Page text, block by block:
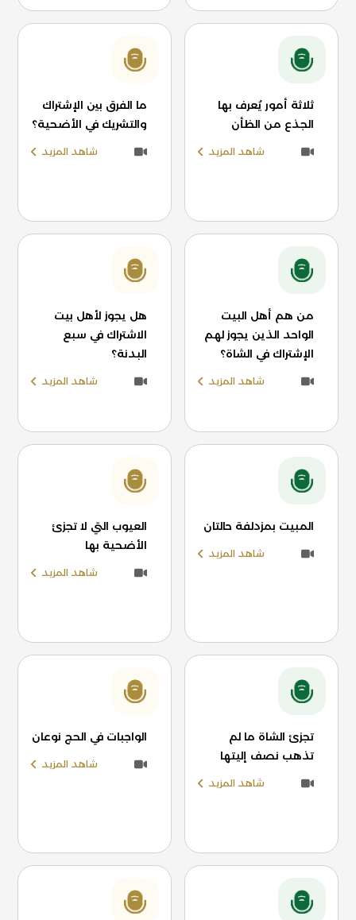
ثلاثة أمور يُعرف بها
الجذع من الظأن
شاهد المزيد
ما الفرق بين الإشتراك
والتشريك في الأضحية؟
شاهد المزيد
من هم أهل البيت
الواحد الذين يجوز لهم
الإشتراك في الشاة؟
شاهد المزيد
هل يجوز لأهل بيت
الاشتراك في سبع
البدنة؟
شاهد المزيد
المبيت بمزدلفة حالتان
شاهد المزيد
العيوب التي لا تجزئ
الأضحية بها
شاهد المزيد
تجزئ الشاة ما لم
تذهب نصف إليتها
شاهد المزيد
الواجبات في الحج نوعان
شاهد المزيد